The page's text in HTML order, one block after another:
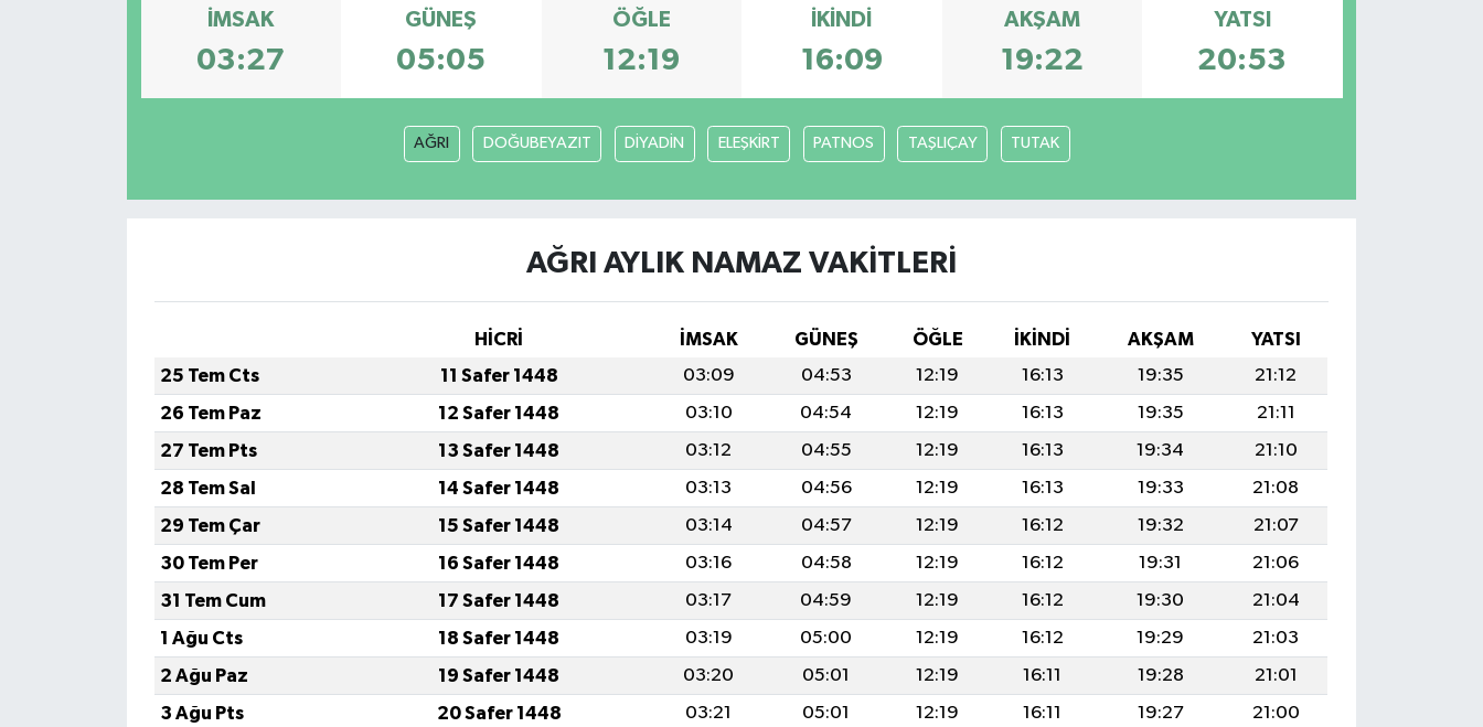
İMSAK
03:27
GÜNEŞ
05:05
ÖĞLE
12:19
İKINDI
16:09
AKŞAM
19:22
YATSI
20:53
AĞRI DOĞUBEYAZIT DİYADİN ELEŞKİRT PATNOS TAŞLIÇAY TUTAK
AĞRI AYLIK NAMAZ VAKITLERI
HİCRİ İMSAK GÜNEŞ ÖĞLE İKINDI AKŞAM
YATSI
25 Tem Cts
11 Safer 1448 03:09 04:53 12:19 16:13 19:35
21:12
26 Tem Paz
12 Safer 1448 03:10 04:54 12:19 16:13 19:35
21:11
27 Tem Pts
13 Safer 1448 03:12 04:55 12:19 16:13 19:34
21:10
28 Tem Sal
14 Safer 1448 03:13 04:56 12:19 16:13 19:33
21:08
29 Tem Çar
15 Safer 1448 03:14 04:57 12:19 16:12 19:32
21:07
30 Tem Per
16 Safer 1448 03:16 04:58 12:19 16:12 19:31
21:06
31 Tem Cum
17 Safer 1448 03:17 04:59 12:19 16:12 19:30
21:04
1 Ağu Cts
18 Safer 1448 03:19 05:00 12:19 16:12 19:29
21:03
2 Ağu Paz
19 Safer 1448 03:20 05:01 12:19 16:11 19:28
21:01
3 Ağu Pts
20 Safer 1448 03:21 05:01 12:19 16:11 19:27
21:00